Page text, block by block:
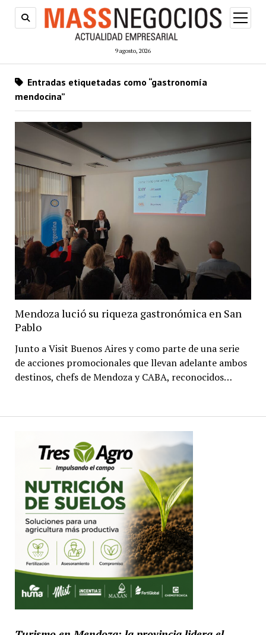
9 agosto, 2026
abrir
menú
Entradas etiquetadas como “gastronomía
mendocina”
Mendoza lució su riqueza gastronómica en San
Pablo
Junto a Visit Buenos Aires y como parte de una serie
de acciones promocionales que llevan adelante ambos
destinos, chefs de Mendoza y CABA, reconocidos…